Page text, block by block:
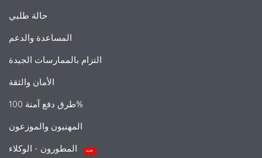
حالة طلبي
المساعدة والدعم
التزام بالممارسات الجيدة
الأمان والثقة
طرق دفع آمنة 100%
المهنيون والموزعون
جديد